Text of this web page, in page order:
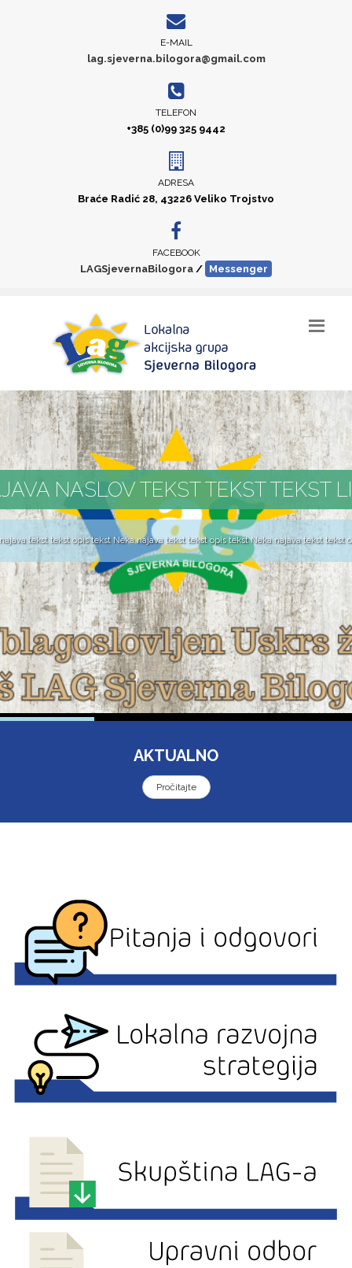
E-MAIL
lag.sjeverna.bilogora@gmail.com
TELEFON
+385 (0)99 325 9442
ADRESA
Braće Radić 28, 43226 Veliko Trojstvo
FACEBOOK
LAGSjevernaBilogora / Messenger
NASLOV TEKST TEKST TEKST
tekst tekst opis tekst Neka najava tekst tekst opis tekst Neka najava tekst tekst
AKTUALNO
Pročitajte